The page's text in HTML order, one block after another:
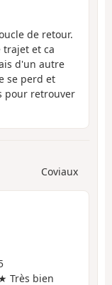
de retour.
trajet et ca
d'un autre
se perd et
pour retrouver
Coviaux
bien